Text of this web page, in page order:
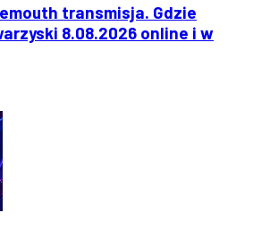
transmisja. Gdzie
8.08.2026 online i w